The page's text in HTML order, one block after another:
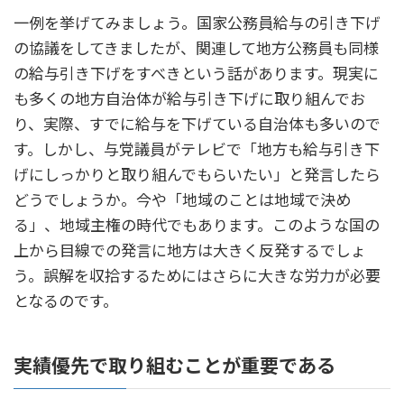
一例を挙げてみましょう。国家公務員給与の引き下げ
の協議をしてきましたが、関連して地方公務員も同様
の給与引き下げをすべきという話があります。現実に
も多くの地方自治体が給与引き下げに取り組んでお
り、実際、すでに給与を下げている自治体も多いので
す。しかし、与党議員がテレビで「地方も給与引き下
げにしっかりと取り組んでもらいたい」と発言したら
どうでしょうか。今や「地域のことは地域で決め
る」、地域主権の時代でもあります。このような国の
上から目線での発言に地方は大きく反発するでしょ
う。誤解を収拾するためにはさらに大きな労力が必要
となるのです。
実績優先で取り組むことが重要である